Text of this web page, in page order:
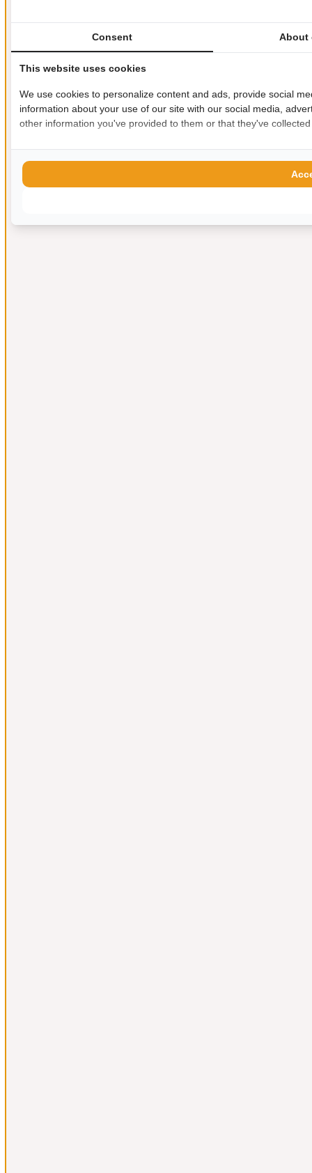
Consent About
This website uses cookies
We use cookies to personalize content and ads, provide social
information about your use of our site with our social media,
other information you've provided to them or that they've